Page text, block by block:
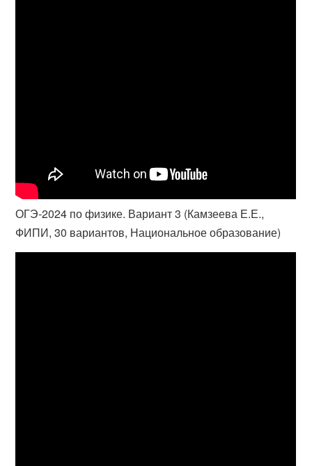
ОГЭ-2024 по физике. Вариант 3 (Камзеева Е.Е.,
ФИПИ, 30 вариантов, Национальное образование)